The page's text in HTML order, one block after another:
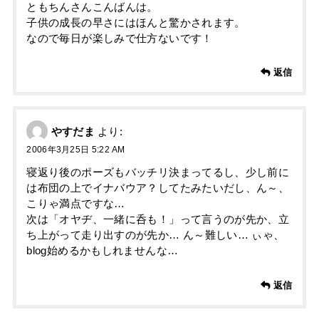
ともちんさんこんばんは。
子供の成長の早さにはほんと驚かされます。
なので毎日が楽しみで仕方ないです！
返信
やすだま より:
2006年3月25日 5:22 AM
寝返り後のポーズもバッチリ決まってるし、少し前に
は布団の上でイナバウア？してたみたいだし、ん～、
こりゃ満点ですな…
次は「オヤヂ、一緒に呑も！」って言うのが先か、立
ち上がって走り出すのが先か… ん～難しい… ぃゃ、
blog始めるかもしれませんな…
返信